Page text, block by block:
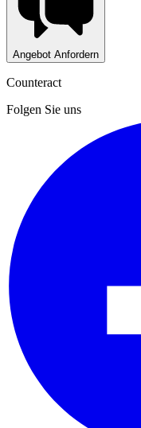
Angebot Anfordern
Counteract
Folgen Sie uns